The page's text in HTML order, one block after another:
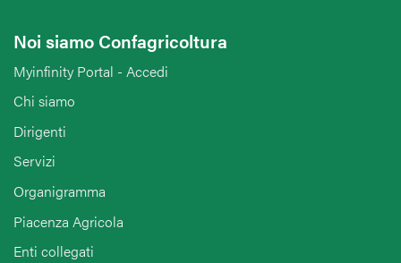
Noi siamo Confagricoltura
Myinfinity Portal - Accedi
Chi siamo
Dirigenti
Servizi
Organigramma
Piacenza Agricola
Enti collegati